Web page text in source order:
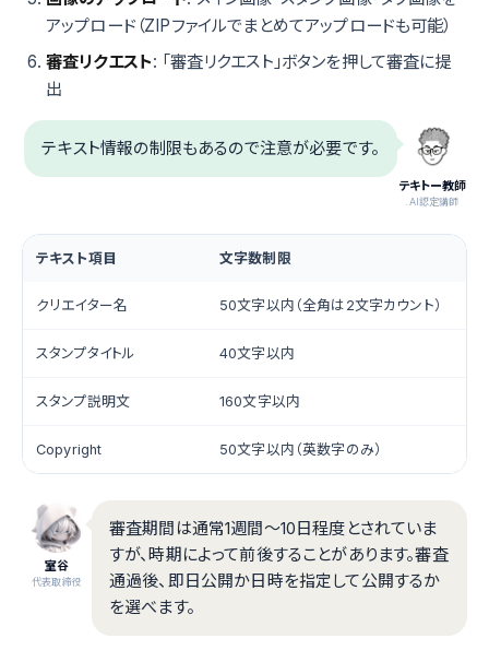
アップロード（ZIPファイルでまとめてアップロードも可能）
審査リクエスト: 「審査リクエスト」ボタンを押して審査に提
出
テキトー教師
.AI認定講師
テキスト情報の制限もあるので注意が必要です。
テキスト項目 文字数制限
クリエイター名 50文字以内（全角は2文字カウント）
スタンプタイトル 40文字以内
スタンプ説明文 160文字以内
Copyright 50文字以内（英数字のみ）
室谷
代表取締役
審査期間は通常1週間〜10日程度とされていま
すが、時期によって前後することがあります。審査
通過後、即日公開か日時を指定して公開するか
を選べます。